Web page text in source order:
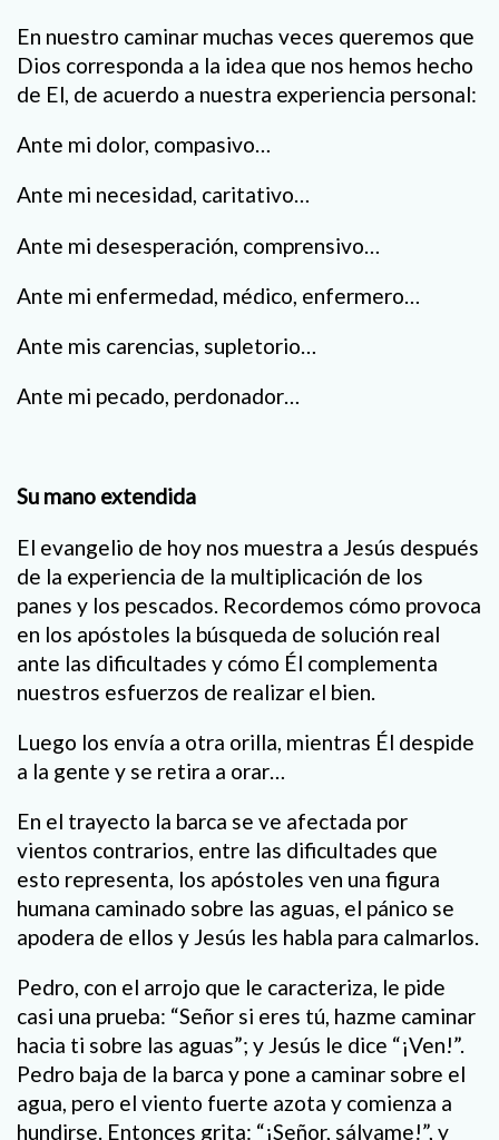
En nuestro caminar muchas veces queremos que
Dios corresponda a la idea que nos hemos hecho
de El, de acuerdo a nuestra experiencia personal:
Ante mi dolor, compasivo…
Ante mi necesidad, caritativo…
Ante mi desesperación, comprensivo…
Ante mi enfermedad, médico, enfermero…
Ante mis carencias, supletorio…
Ante mi pecado, perdonador…
Su mano extendida
El evangelio de hoy nos muestra a Jesús después
de la experiencia de la multiplicación de los
panes y los pescados. Recordemos cómo provoca
en los apóstoles la búsqueda de solución real
ante las dificultades y cómo Él complementa
nuestros esfuerzos de realizar el bien.
Luego los envía a otra orilla, mientras Él despide
a la gente y se retira a orar…
En el trayecto la barca se ve afectada por
vientos contrarios, entre las dificultades que
esto representa, los apóstoles ven una figura
humana caminado sobre las aguas, el pánico se
apodera de ellos y Jesús les habla para calmarlos.
Pedro, con el arrojo que le caracteriza, le pide
casi una prueba: “Señor si eres tú, hazme caminar
hacia ti sobre las aguas”; y Jesús le dice “¡Ven!”.
Pedro baja de la barca y pone a caminar sobre el
agua, pero el viento fuerte azota y comienza a
hundirse. Entonces grita: “¡Señor, sálvame!”, y